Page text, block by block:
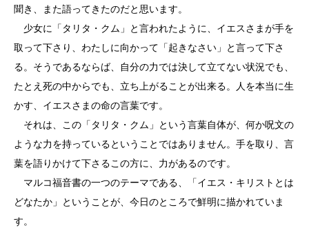
聞き、また語ってきたのだと思います。
少女に「タリタ・クム」と言われたように、イエスさまが手を
取って下さり、わたしに向かって「起きなさい」と言って下さ
る。そうであるならば、自分の力では決して立てない状況でも、
たとえ死の中からでも、立ち上がることが出来る。人を本当に生
かす、イエスさまの命の言葉です。
それは、この「タリタ・クム」という言葉自体が、何か呪文の
ような力を持っているということではありません。手を取り、言
葉を語りかけて下さるこの方に、力があるのです。
マルコ福音書の一つのテーマである、「イエス・キリストとは
どなたか」ということが、今日のところで鮮明に描かれていま
す。